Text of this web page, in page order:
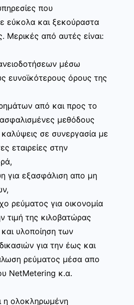
που
εύκολα και ξεκούραστα
από αυτές είναι:
μέσω
ευνοϊκότερους όρους της
από και προς το
μεθόδους
σε συνεργασία με
εταιρείες στην
για εξασφάλιση απο μη
ρεύματος για οικονομία
τιμή της κιλοβατώρας
υλοποίηση των
για την έως και
ρεύματος μέσα απο
NetMetering κ.α.
η ολοκληρωμένη